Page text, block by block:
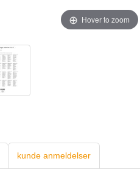
Hover to zoom
kunde anmeldelser